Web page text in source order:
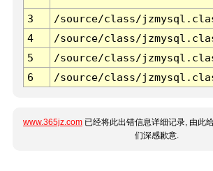
3 /source/class/
4
/source/class/
5
/source/class/
6
/source/class/
www.365jz.com 已经将此出错信息详细记录, 由此
们深感歉意.